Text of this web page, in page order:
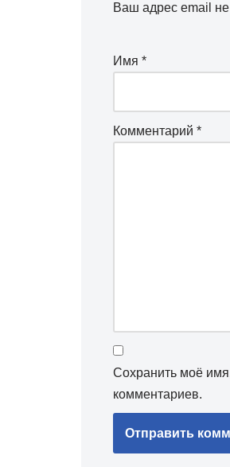
Ваш адрес email не
Имя *
Комментарий *
Сохранить моё
комментариев.